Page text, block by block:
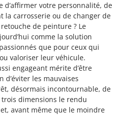
d’affirmer votre personnalité, de
la carrosserie ou de changer de
de peinture ? Le
comme la solution
que pour ceux qui
valoriser leur véhicule.
engageant mérite d’être
d’éviter les mauvaises
désormais incontournable, de
dimensions le rendu
avant même que le moindre